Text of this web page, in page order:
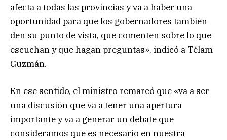
afecta a todas las provincias y va a haber una
oportunidad para que los gobernadores también
den su punto de vista, que comenten sobre lo que
escuchan y que hagan preguntas», indicó a Télam
Guzmán.
En ese sentido, el ministro remarcó que «va a ser
una discusión que va a tener una apertura
importante y va a generar un debate que
consideramos que es necesario en nuestra